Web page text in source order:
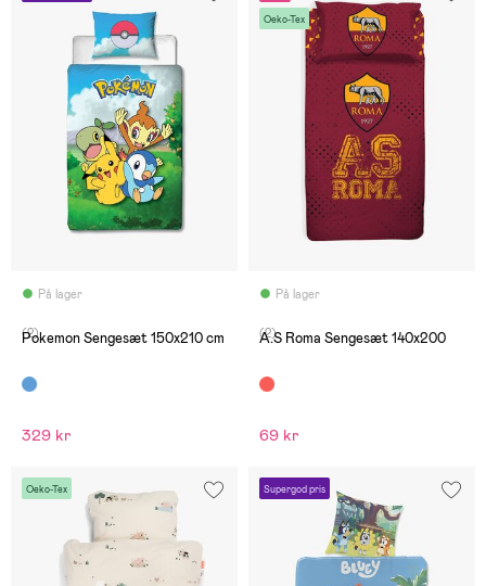
På lager
(2)
Pokemon Sengesæt 150x210 cm
329 kr
Oeko-Tex
På lager
(2)
A.S Roma Sengesæt 140x200
69 kr
Oeko-Tex Supergod pris